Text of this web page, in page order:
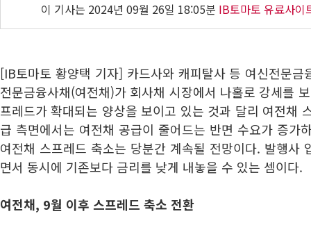
이 기사는 2024년 09월 26일 18:05분 IB토마토 유료사이
[IB토마토 황양택 기자] 카드사와 캐피탈사 등 여신전문금
전문금융사채(여전채)가 회사채 시장에서 나홀로 강세를
프레드가 확대되는 양상을 보이고 있는 것과 달리 여전채
급 측면에서는 여전채 공급이 줄어드는 반면 수요가 증가
여전채 스프레드 축소는 당분간 계속될 전망이다. 발행사
면서 동시에 기존보다 금리를 낮게 내놓을 수 있는 셈이다.
여전채, 9월 이후 스프레드 축소 전환